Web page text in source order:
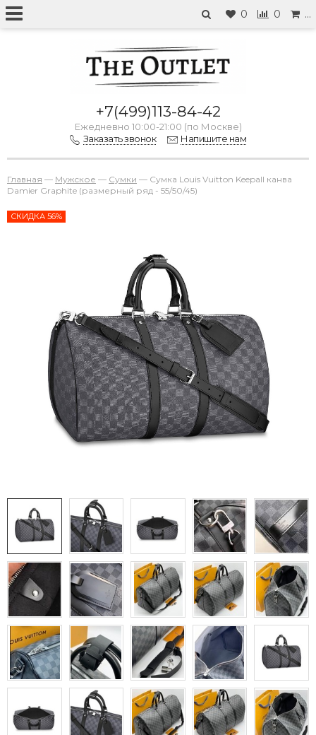
0 0 …
+7(499)113-84-42
Ежедневно 10:00-21:00 (по Москве)
Заказать звонок
Напишите нам
Главная — Мужское — Сумки — Сумка Louis Vuitton Keepall канва
Damier Graphite (размерный ряд - 55/50/45)
СКИДКА 56%